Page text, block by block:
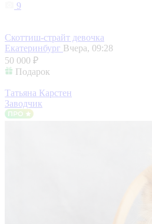
9
Скоттиш-страйт девочка
Екатеринбург Вчера, 09:28
50 000 ₽
Подарок
Татьяна Карстен
Заводчик